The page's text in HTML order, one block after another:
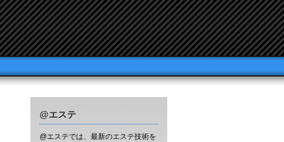
@エステ
@エステでは、最新のエステ技術を